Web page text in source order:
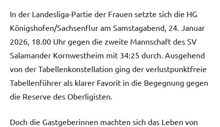
In der Landesliga-Partie der Frauen setzte sich die HG
Königshofen/Sachsenflur am Samstagabend, 24. Januar
2026, 18.00 Uhr gegen die zweite Mannschaft des SV
Salamander Kornwestheim mit 34:25 durch. Ausgehend
von der Tabellenkonstellation ging der verlustpunktfreie
Tabellenführer als klarer Favorit in die Begegnung gegen
die Reserve des Oberligisten.
Doch die Gastgeberinnen machten sich das Leben von